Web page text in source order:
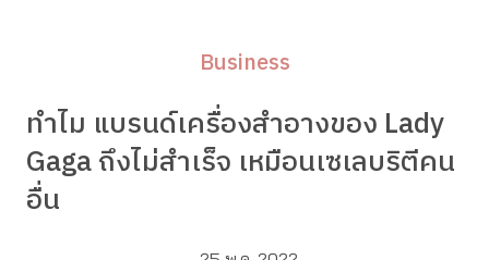
Business
ทำไม แบรนด์เครื่องสำอางของ Lady
Gaga ถึงไม่สำเร็จ เหมือนเซเลบริตีคน
อื่น